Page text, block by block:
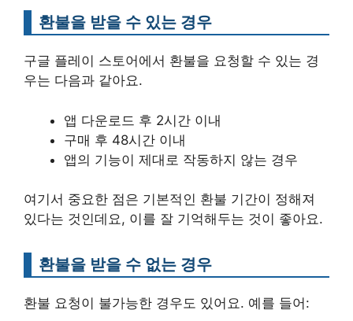
환불을 받을 수 있는 경우
구글 플레이 스토어에서 환불을 요청할 수 있는 경
우는 다음과 같아요.
앱 다운로드 후 2시간 이내
구매 후 48시간 이내
앱의 기능이 제대로 작동하지 않는 경우
여기서 중요한 점은 기본적인 환불 기간이 정해져
있다는 것인데요, 이를 잘 기억해두는 것이 좋아요.
환불을 받을 수 없는 경우
환불 요청이 불가능한 경우도 있어요. 예를 들어: